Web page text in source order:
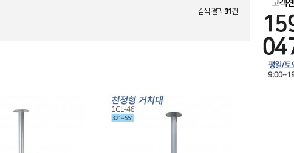
검색 결과31건